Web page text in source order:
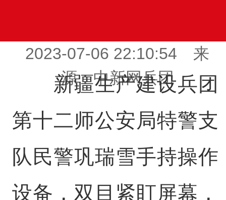
2023-07-06 22:10:54 来
源：中新网兵团
新疆生产建设兵团
第十二师公安局特警支
队民警巩瑞雪手持操作
设备，双目紧盯屏幕，